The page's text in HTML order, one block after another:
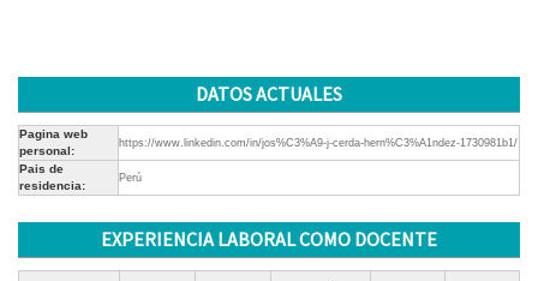
DATOS ACTUALES
Pagina web
personal:
https://www.linkedin.com/in/jos%C3%A9-j-cerda-hern%C3%A1ndez-1730981b1/
Pais de
residencia:
Perú
EXPERIENCIA LABORAL COMO DOCENTE